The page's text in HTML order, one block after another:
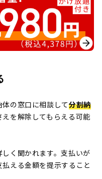
の窓口に相談して分割納
を解除してもらえる可能
く聞かれます。支払いが
える金額を提示すること